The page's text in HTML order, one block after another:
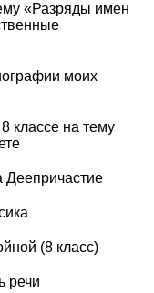
«Разряды имен
моих
классе на тему
Деепричастие
(8 класс)
речи